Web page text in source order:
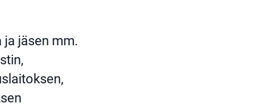
ja jäsen mm.